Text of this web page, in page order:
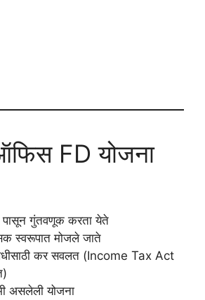
FD योजना
गुंतवणूक करता येते
स्वरूपात मोजले जाते
कर सवलत (Income Tax Act
असलेली योजना